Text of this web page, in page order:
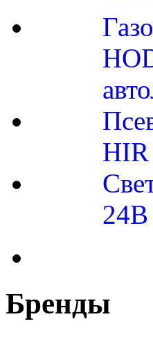
HIR
24B
Бренды